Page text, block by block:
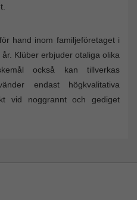
hand inom familjeföretaget i
Klüber erbjuder otaliga olika
också kan tillverkas
endast högkvalitativa
vid noggrannt och gediget